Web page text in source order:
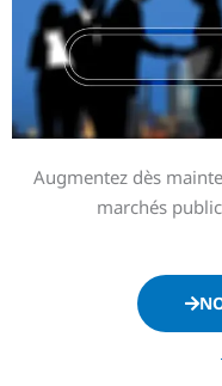
Augmentez dès
marchés